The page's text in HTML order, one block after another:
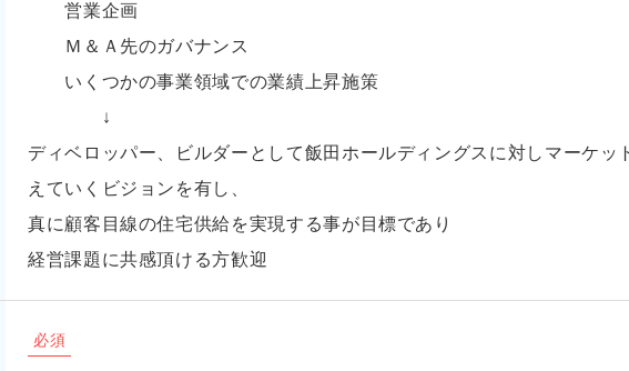
営業企画
Ｍ＆Ａ先のガバナンス
いくつかの事業領域での業績上昇施策
↓
ディベロッパー、ビルダーとして飯田ホールディングスに対しマーケッ
えていくビジョンを有し、
真に顧客目線の住宅供給を実現する事が目標であり
経営課題に共感頂ける方歓迎
必須